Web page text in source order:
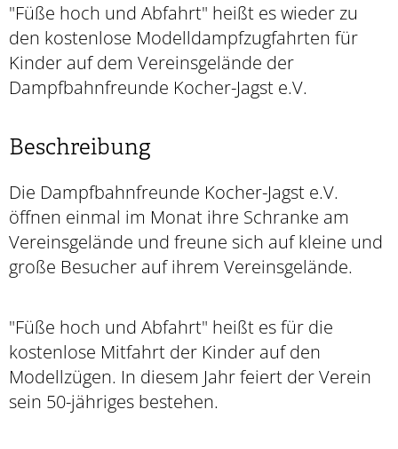
"Füße hoch und Abfahrt" heißt es wieder zu
den kostenlose Modelldampfzugfahrten für
Kinder auf dem Vereinsgelände der
Dampfbahnfreunde Kocher-Jagst e.V.
Beschreibung
Die Dampfbahnfreunde Kocher-Jagst e.V.
öffnen einmal im Monat ihre Schranke am
Vereinsgelände und freune sich auf kleine und
große Besucher auf ihrem Vereinsgelände.
"Füße hoch und Abfahrt" heißt es für die
kostenlose Mitfahrt der Kinder auf den
Modellzügen. In diesem Jahr feiert der Verein
sein 50-jähriges bestehen.